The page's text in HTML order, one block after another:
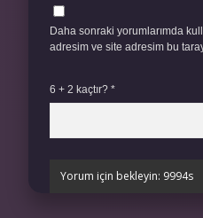
Daha sonraki yorumlarımda
adresim ve site adresim bu
6 + 2 kaçtır? *